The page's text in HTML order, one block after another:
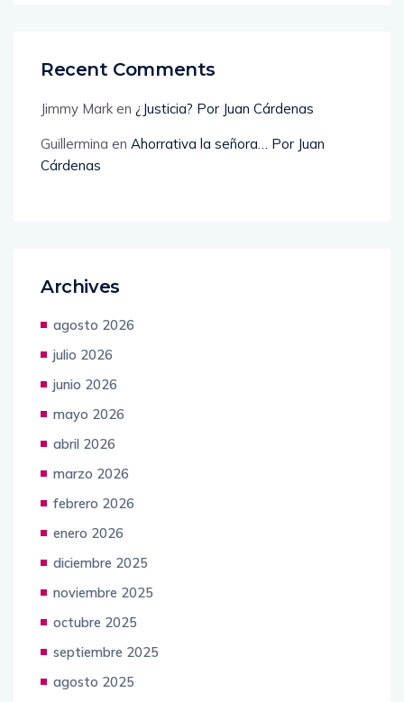
Recent Comments
Jimmy Mark en ¿Justicia? Por Juan Cárdenas
Guillermina en Ahorrativa la señora… Por Juan
Cárdenas
Archives
agosto 2026
julio 2026
junio 2026
mayo 2026
abril 2026
marzo 2026
febrero 2026
enero 2026
diciembre 2025
noviembre 2025
octubre 2025
septiembre 2025
agosto 2025